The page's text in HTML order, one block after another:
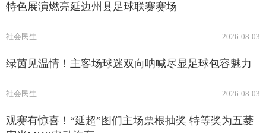
特色展演燃亮延边州县足球联赛赛场
2026-08-03
社会民生
绿茵见温情！主客场球迷双向呐喊尽显足球包容魅力
2026-08-03
社会民生
观赛有惊喜！“延超”图们主场票根抽奖 特等奖为五菱